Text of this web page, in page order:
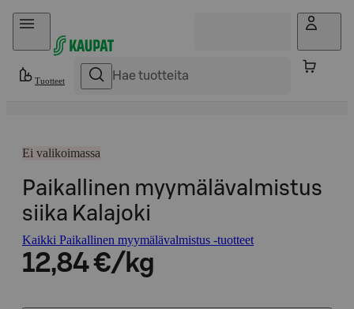
Hyppää sisältöön
Tuotteet
Ei valikoimassa
Paikallinen myymälävalmistus
siika Kalajoki
Kaikki Paikallinen myymälävalmistus -tuotteet
12,84 €/kg